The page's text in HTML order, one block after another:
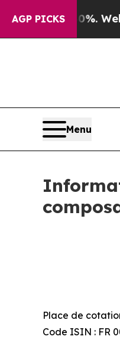
AGP PICKS
40%. Well, it
Menu
Place de
Code ISIN : FR